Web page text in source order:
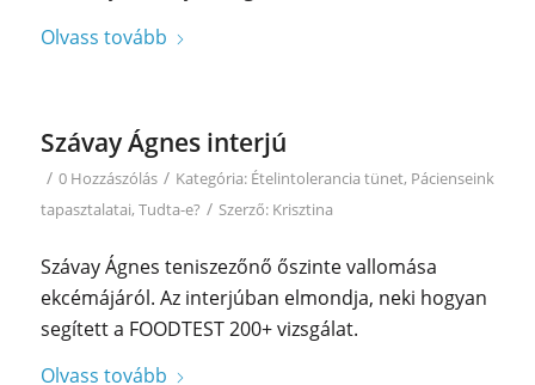
Olvass tovább
Szávay Ágnes interjú
/ 0 Hozzászólás / Kategória: Ételintolerancia tünet, Pácienseink
tapasztalatai, Tudta-e? / Szerző: Krisztina
Szávay Ágnes teniszezőnő őszinte vallomása
ekcémájáról. Az interjúban elmondja, neki hogyan
segített a FOODTEST 200+ vizsgálat.
Olvass tovább